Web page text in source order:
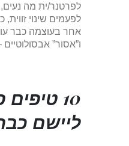
לפרטנר/ית מה
לפעמים שינוי
אחר בעוצמה כבר
ו”אסור”
10
ליישם